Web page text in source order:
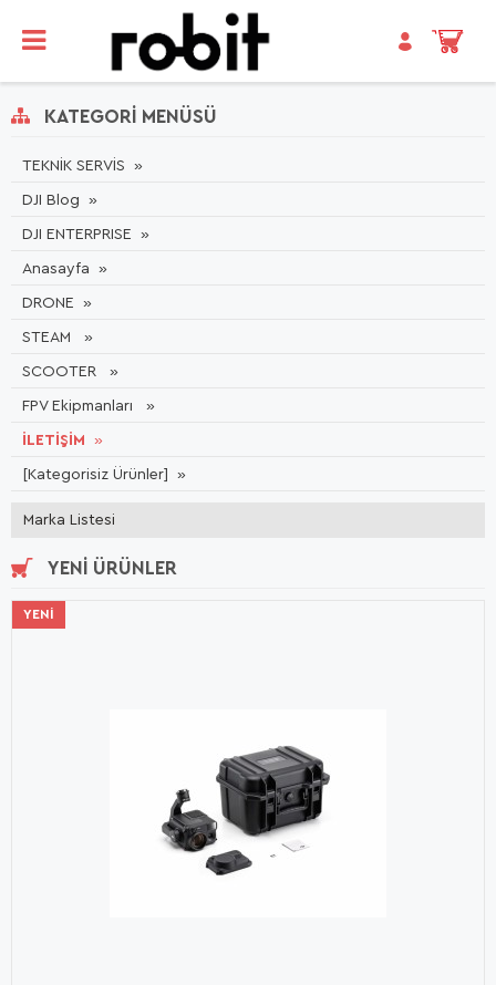
KATEGORI MENÜSÜ
TEKNİK SERVİS
DJI Blog
DJI ENTERPRISE
Anasayfa
DRONE
STEAM
SCOOTER
FPV Ekipmanları
İLETİŞİM
[Kategorisiz Ürünler]
Marka Listesi
YENI ÜRÜNLER
YENI